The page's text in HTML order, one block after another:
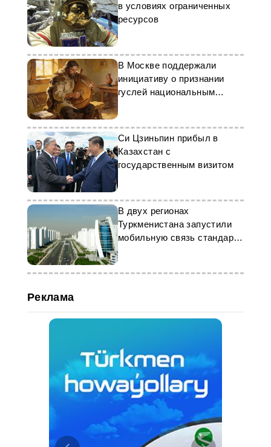
в условиях ограниченных
ресурсов
В Москве поддержали
инициативу о признании
гуслей национальным
символом
Си Цзиньпин прибыл в
Казахстан с
государственным визитом
В двух регионах
Туркменистана запустили
мобильную связь стандарта
4G
Реклама